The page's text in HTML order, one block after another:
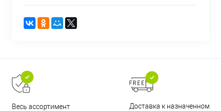
Весь ассортимент
Доставка к назначенному